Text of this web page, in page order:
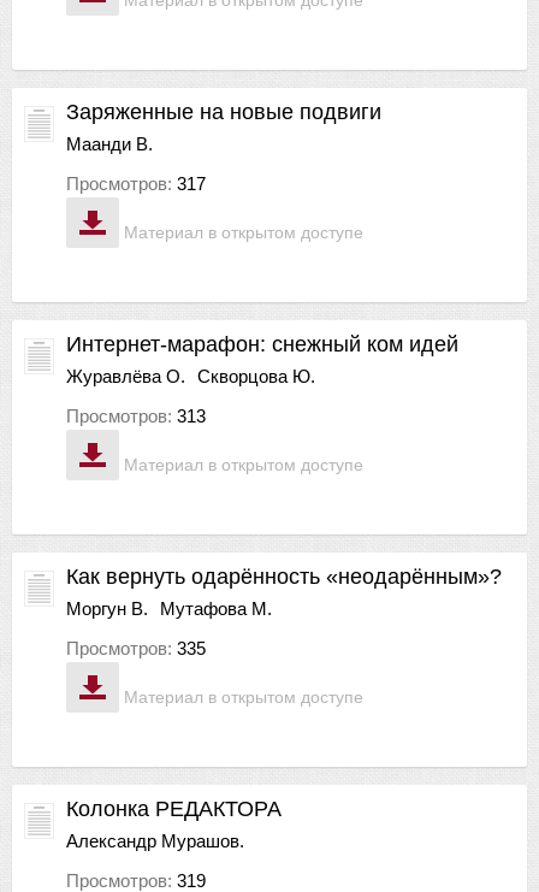
Материал в открытом доступе
Заряженные на новые подвиги
Маанди В.
Просмотров: 317
Материал в открытом доступе
Интернет-марафон: снежный ком идей
Журавлёва О.
Скворцова Ю.
Просмотров: 313
Материал в открытом доступе
Как вернуть одарённость «неодарённым»?
Моргун В.
Мутафова М.
Просмотров: 335
Колонка РЕДАКТОРА
Александр Мурашов.
Просмотров: 319